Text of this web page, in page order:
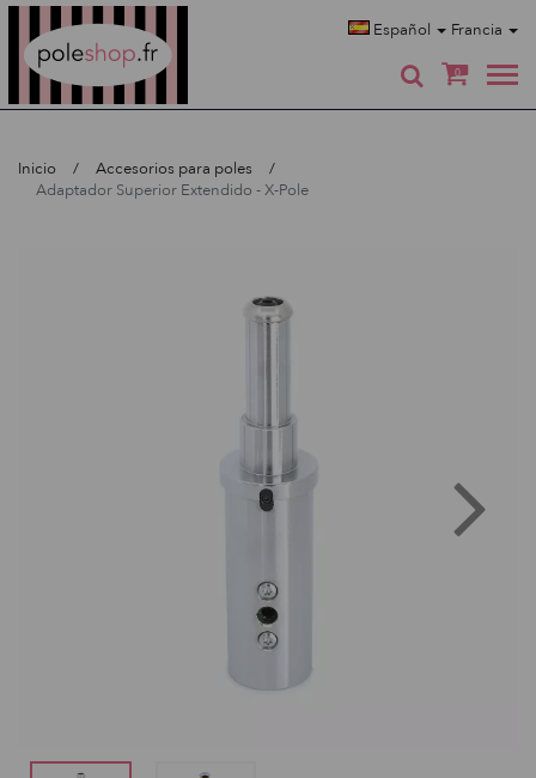
Español Francia
0
Inicio
Accesorios para poles
Adaptador Superior Extendido - X-Pole